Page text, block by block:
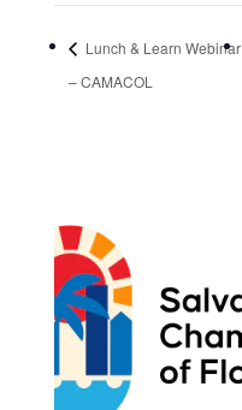
Lunch & Learn Webinar
– CAMACOL